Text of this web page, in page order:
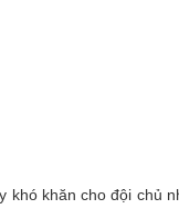
khó khăn cho đội chủ